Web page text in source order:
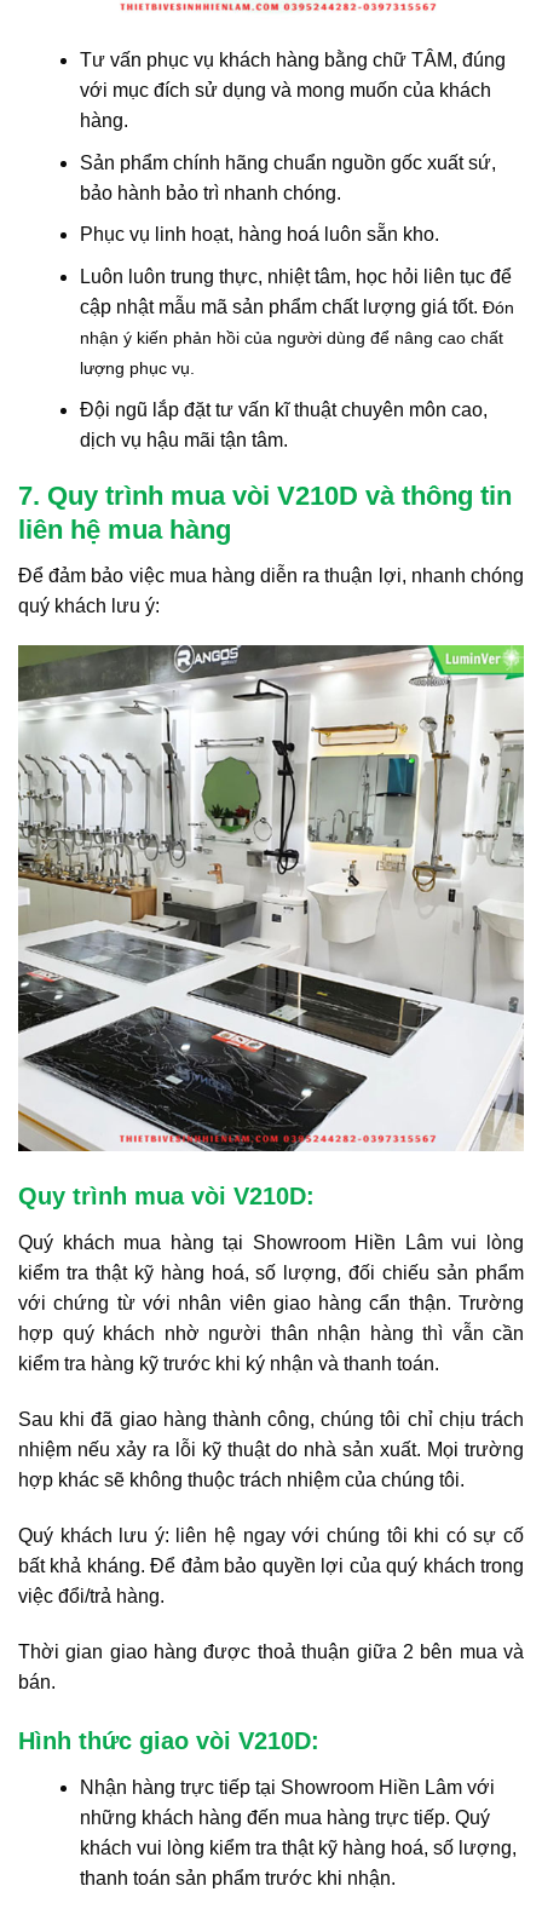
Tư vấn phục vụ khách hàng bằng chữ TÂM, đúng
với mục đích sử dụng và mong muốn của khách
hàng.
Sản phẩm chính hãng chuẩn nguồn gốc xuất sứ,
bảo hành bảo trì nhanh chóng.
Phục vụ linh hoạt, hàng hoá luôn sẵn kho.
Luôn luôn trung thực, nhiệt tâm, học hỏi liên tục để
cập nhật mẫu mã sản phẩm chất lượng giá tốt. Đón
nhận ý kiến phản hồi của người dùng để nâng cao chất
lượng phục vụ.
Đội ngũ lắp đặt tư vấn kĩ thuật chuyên môn cao,
dịch vụ hậu mãi tận tâm.
7. Quy trình mua vòi V210D và thông tin
liên hệ mua hàng
Để đảm bảo việc mua hàng diễn ra thuận lợi, nhanh chóng
quý khách lưu ý:
Quy trình mua vòi V210D:
Quý khách mua hàng tại Showroom Hiền Lâm vui lòng
kiểm tra thật kỹ hàng hoá, số lượng, đối chiếu sản phẩm
với chứng từ với nhân viên giao hàng cẩn thận. Trường
hợp quý khách nhờ người thân nhận hàng thì vẫn cần
kiểm tra hàng kỹ trước khi ký nhận và thanh toán.
Sau khi đã giao hàng thành công, chúng tôi chỉ chịu trách
nhiệm nếu xảy ra lỗi kỹ thuật do nhà sản xuất. Mọi trường
hợp khác sẽ không thuộc trách nhiệm của chúng tôi.
Quý khách lưu ý: liên hệ ngay với chúng tôi khi có sự cố
bất khả kháng. Để đảm bảo quyền lợi của quý khách trong
việc đổi/trả hàng.
Thời gian giao hàng được thoả thuận giữa 2 bên mua và
bán.
Hình thức giao vòi V210D:
Nhận hàng trực tiếp tại Showroom Hiền Lâm với
những khách hàng đến mua hàng trực tiếp. Quý
khách vui lòng kiểm tra thật kỹ hàng hoá, số lượng,
thanh toán sản phẩm trước khi nhận.